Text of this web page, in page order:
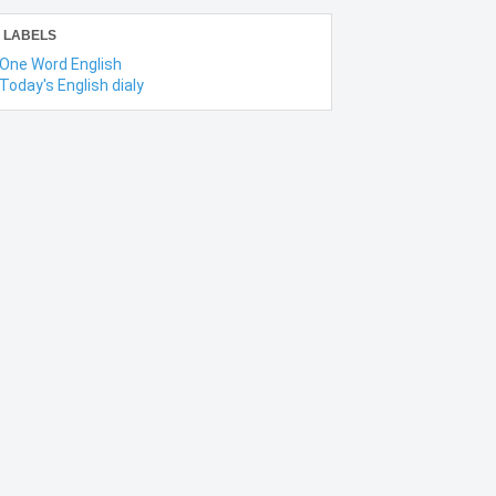
LABELS
One Word English
Today's English dialy